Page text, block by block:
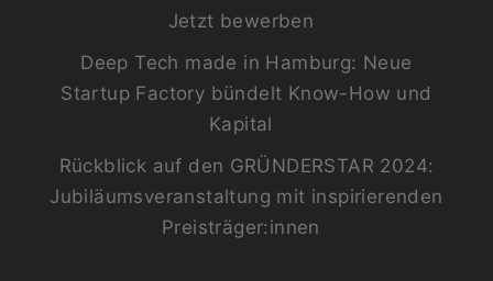
Jetzt bewerben
Deep Tech made in Hamburg: Neue
Startup Factory bündelt Know-How und
Kapital
Rückblick auf den GRÜNDERSTAR 2024:
Jubiläumsveranstaltung mit inspirierenden
Preisträger:innen